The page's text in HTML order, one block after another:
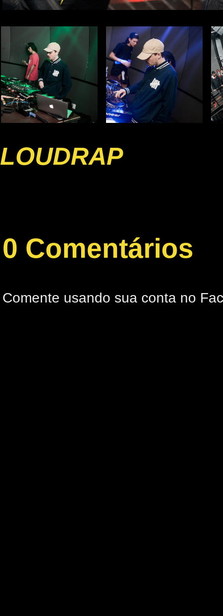
LOUDRAP
0 Comentários
Comente usando sua conta no